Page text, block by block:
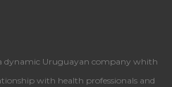
dynamic Uruguayan company whith
with health professionals and